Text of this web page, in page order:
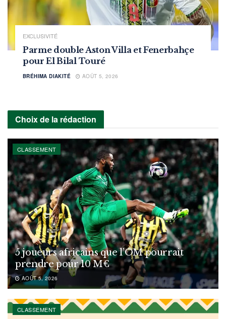
EXCLUSIVITÉ
Parme double Aston Villa et Fenerbahçe
pour El Bilal Touré
BRÉHIMA DIAKITÉ AOÛT 5, 2026
Choix de la rédaction
CLASSEMENT
5 joueurs africains que l’OM pourrait
prendre pour 10 M€
AOÛT 5, 2026
CLASSEMENT